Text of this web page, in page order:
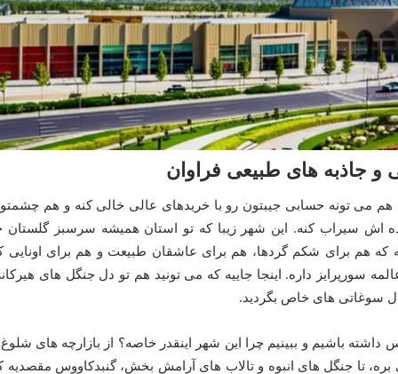
و جاذبه های طبیعی فراوان
می تونه حسابی جیبتون رو با خریدهای عالی خالی کنه و هم
اش سیراب کنه. این شهر زیبا که تو استان همیشه سرسبز گلستان
هم برای شکم گردها، هم برای عاشقان طبیعت و هم برای اونایی
سورپرایز داره. اینجا جاییه که می تونید هم تو دل جنگل های
سوغاتی های خاص بگردید.
داشته باشیم و ببینیم چرا این شهر اینقدر خاصه؟ از بازارچه های
تا جنگل های انبوه و تالاب های آرامش بخش، گنبدکاووس مقصدیه